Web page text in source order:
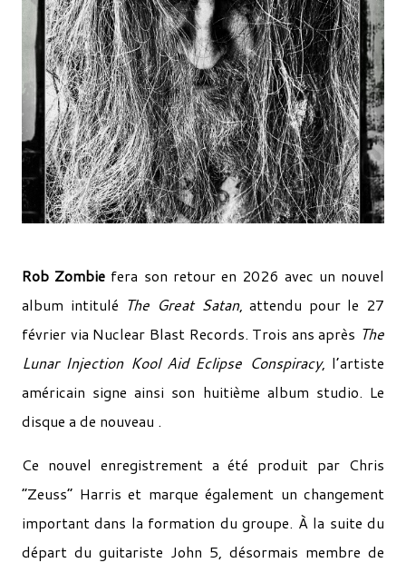
Rob Zombie fera son retour en 2026 avec un nouvel
album intitulé The Great Satan, attendu pour le 27
février via Nuclear Blast Records. Trois ans après The
Lunar Injection Kool Aid Eclipse Conspiracy, l’artiste
américain signe ainsi son huitième album studio. Le
disque a de nouveau .
Ce nouvel enregistrement a été produit par Chris
“Zeuss” Harris et marque également un changement
important dans la formation du groupe. À la suite du
départ du guitariste John 5, désormais membre de